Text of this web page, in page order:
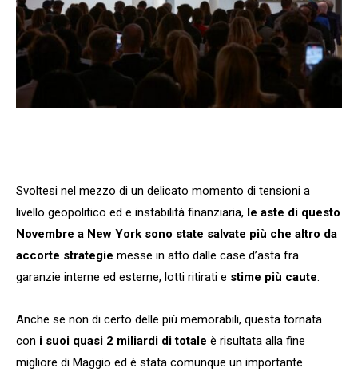
Svoltesi nel mezzo di un delicato momento di tensioni a
livello geopolitico ed e instabilità finanziaria, le aste di questo
Novembre a New York sono state salvate più che altro da
accorte strategie messe in atto dalle case d’asta fra
garanzie interne ed esterne, lotti ritirati e stime più caute
Anche se non di certo delle più memorabili, questa tornata
con i suoi quasi 2 miliardi di totale è risultata alla fine
migliore di Maggio ed è stata comunque un importante